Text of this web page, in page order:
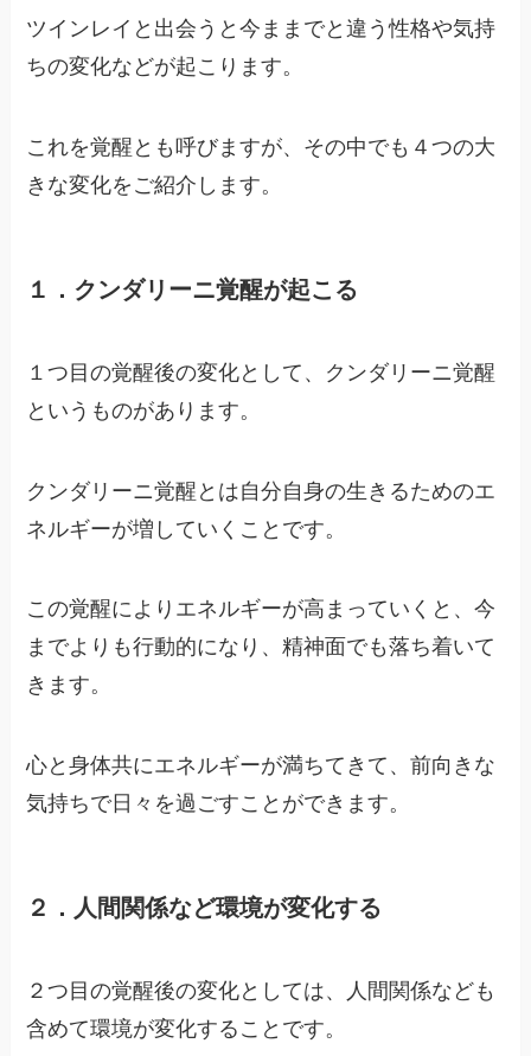
ツインレイと出会うと今ままでと違う性格や気持
ちの変化などが起こります。
これを覚醒とも呼びますが、その中でも４つの大
きな変化をご紹介します。
１．クンダリーニ覚醒が起こる
１つ目の覚醒後の変化として、クンダリーニ覚醒
というものがあります。
クンダリーニ覚醒とは自分自身の生きるためのエ
ネルギーが増していくことです。
この覚醒によりエネルギーが高まっていくと、今
までよりも行動的になり、精神面でも落ち着いて
きます。
心と身体共にエネルギーが満ちてきて、前向きな
気持ちで日々を過ごすことができます。
２．人間関係など環境が変化する
２つ目の覚醒後の変化としては、人間関係なども
含めて環境が変化することです。